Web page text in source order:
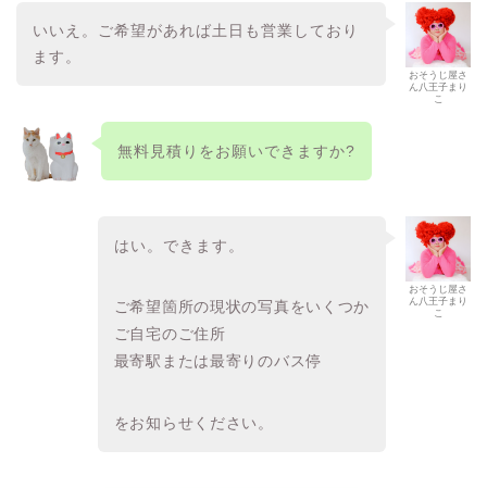
おそうじ屋さ
ん八王子まり
こ
いいえ。ご希望があれば土日も営業しており
ます。
無料見積りをお願いできますか?
おそうじ屋さ
ん八王子まり
こ
はい。できます。
ご希望箇所の現状の写真をいくつか
ご自宅のご住所
最寄駅または最寄りのバス停
をお知らせください。